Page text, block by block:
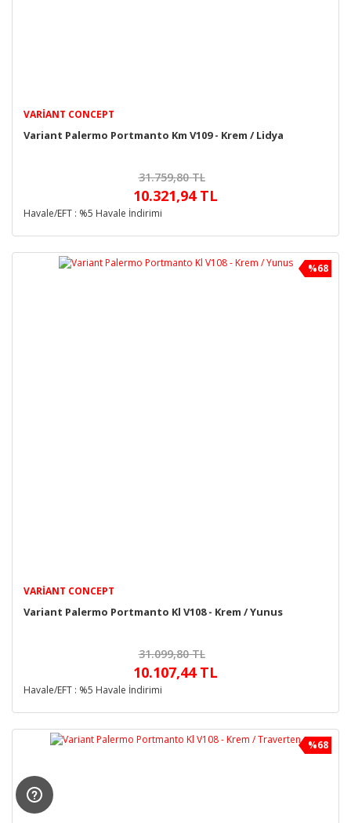
VARIANT CONCEPT
Variant Palermo Portmanto Km V109 - Krem / Lidya
31.759,80 TL
10.321,94 TL
Havale/EFT : %5 Havale İndirimi
%68
VARIANT CONCEPT
Variant Palermo Portmanto Kl V108 - Krem / Yunus
31.099,80 TL
10.107,44 TL
Havale/EFT : %5 Havale İndirimi
%68